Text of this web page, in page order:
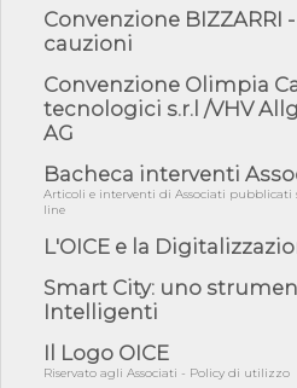
06/08/26 - DDL delegazione
norme UE in m...
05/08/26 - DL Infrastrutture e PNRR
fiducia...
05/08/26 - Focus OICE sul DDL di
05/08/26 - Anac: pubblicata la
2 s...
05/08/26 - SAVE THE DATE:
Professioni ...
05/08/26 - Successo OICE per il
di Reg...
05/08/26 - Lettera OICE per il
Campa...
Convenzione BIZZARRI
cauzioni
Convenzione Olimpia
tecnologici s.r.l /VHV
AG
Bacheca interventi
Articoli e interventi di Associati
line
L'OICE e la
Smart City: uno
Intelligenti
Il Logo OICE
Riservato agli Associati - Policy di utilizzo